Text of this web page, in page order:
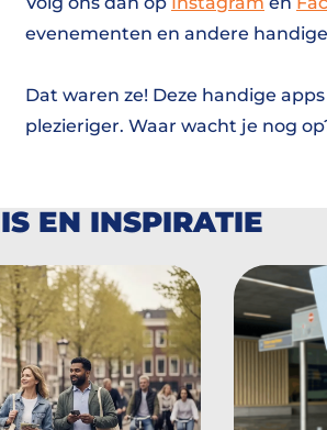
evenementen en andere
Dat waren ze! Deze handige
plezieriger. Waar wacht je nog
EN INSPIRATIE